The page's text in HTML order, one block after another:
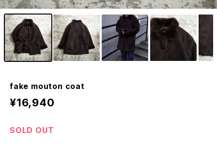
fake mouton coat
¥16,940
SOLD OUT